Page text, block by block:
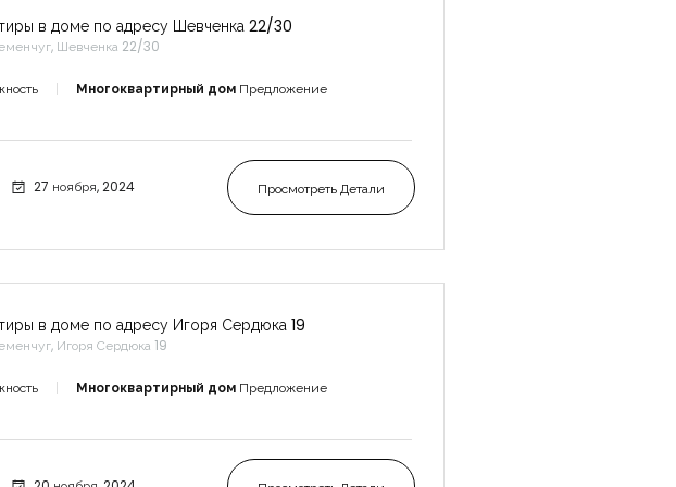
в доме по адресу Шевченка 22/30
Шевченка 22/30
Многоквартирный дом Предложение
27 ноября, 2024 Просмотреть Детали
в доме по адресу Игоря Сердюка 19
Игоря Сердюка 19
Многоквартирный дом Предложение